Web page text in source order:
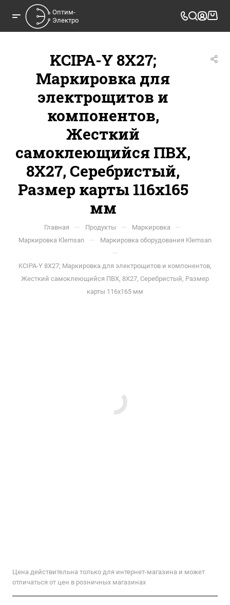
Оптим-
Электро
KCIPA-Y 8X27;
Маркировка для
электрощитов и
компонентов,
Жесткий
самоклеющийся ПВХ,
8Х27, Серебристый,
Размер карты 116x165
мм
Главная — Продукты — Маркировка —
Маркировка Klemsan — Маркировка оборудования Klemsan
—
KCIPA-Y 8X27; Маркировка для электрощитов и компонентов,
Жесткий самоклеющийся ПВХ, 8Х27, Серебристый, Размер
карты 116x165 мм
Цена действительна только для интернет-магазина и может
отличаться от цен в розничных магазинах